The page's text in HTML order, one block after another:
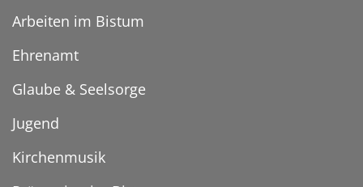
Arbeiten im Bistum
Ehrenamt
Glaube & Seelsorge
Jugend
Kirchenmusik